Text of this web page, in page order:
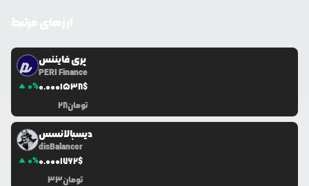
پری فایننس
PERI Finance
0%0.0001538$
28تومان
دیسبالانسس
disBalancer
0%0.0001762$
33تومان